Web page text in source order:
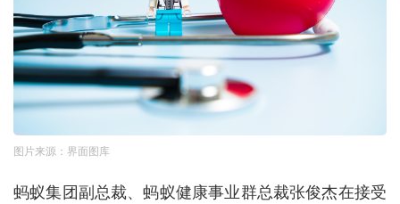
图片来源：界面图库
蚂蚁集团副总裁、蚂蚁健康事业群总裁张俊杰在接受